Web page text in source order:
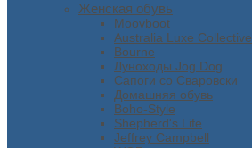
Женская обувь
Moovboot
Australia Luxe Collective
Bourne
Луноходы Jog Dog
Сапоги со Сваровски
Домашняя обувь
Boho-Style
Shepherd's Life
Jeffrey Campbell